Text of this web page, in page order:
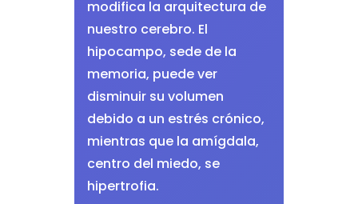
modifica la arquitectura de
nuestro cerebro. El
hipocampo, sede de la
memoria, puede ver
disminuir su volumen
debido a un estrés crónico,
mientras que la amígdala,
centro del miedo, se
hipertrofia.